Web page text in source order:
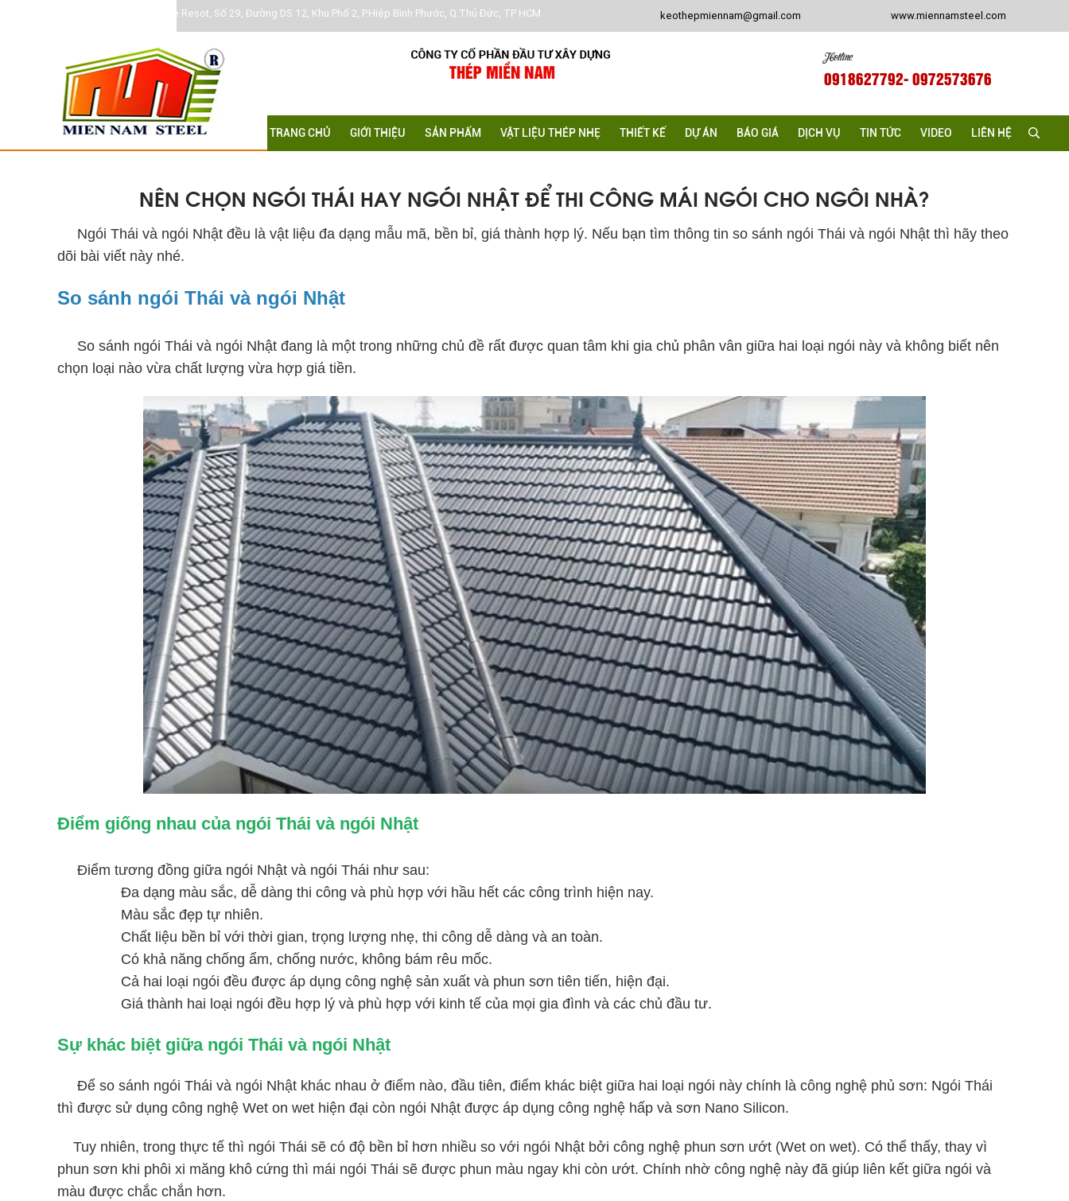
Khu DC Jamona Home Resot, Số 29, Đường DS 12, Khu Phố 2, P.Hiệp Bình Phước, Q.Thủ Đức, TP HCM keothepmiennam@gmail.com www.miennamsteel.com
Hotline
0918627792- 0972573676
TRANG CHỦ GIỚI THIỆU SẢN PHẨM VẬT LIỆU THÉP NHẸ THIẾT KẾ DỰ ÁN BÁO GIÁ DỊCH VỤ TIN TỨC VIDEO LIÊN HỆ
NÊN CHỌN NGÓI THÁI HAY NGÓI NHẬT ĐỂ THI CÔNG MÁI NGÓI CHO NGÔI NHÀ?
Ngói Thái và ngói Nhật đều là vật liệu đa dạng mẫu mã, bền bỉ, giá thành hợp lý. Nếu bạn tìm thông tin so sánh ngói Thái và ngói Nhật thì hãy theo
dõi bài viết này nhé.
So sánh ngói Thái và ngói Nhật
So sánh ngói Thái và ngói Nhật đang là một trong những chủ đề rất được quan tâm khi gia chủ phân vân giữa hai loại ngói này và không biết nên
chọn loại nào vừa chất lượng vừa hợp giá tiền.
Điểm giống nhau của ngói Thái và ngói Nhật
Điểm tương đồng giữa ngói Nhật và ngói Thái như sau:
Đa dạng màu sắc, dễ dàng thi công và phù hợp với hầu hết các công trình hiện nay.
Màu sắc đẹp tự nhiên.
Chất liệu bền bỉ với thời gian, trọng lượng nhẹ, thi công dễ dàng và an toàn.
Có khả năng chống ẩm, chống nước, không bám rêu mốc.
Cả hai loại ngói đều được áp dụng công nghệ sản xuất và phun sơn tiên tiến, hiện đại.
Giá thành hai loại ngói đều hợp lý và phù hợp với kinh tế của mọi gia đình và các chủ đầu tư.
Sự khác biệt giữa ngói Thái và ngói Nhật
Để so sánh ngói Thái và ngói Nhật khác nhau ở điểm nào, đầu tiên, điểm khác biệt giữa hai loại ngói này chính là công nghệ phủ sơn: Ngói Thái
thì được sử dụng công nghệ Wet on wet hiện đại còn ngói Nhật được áp dụng công nghệ hấp và sơn Nano Silicon.
Tuy nhiên, trong thực tế thì ngói Thái sẽ có độ bền bỉ hơn nhiều so với ngói Nhật bởi công nghệ phun sơn ướt (Wet on wet). Có thể thấy, thay vì
phun sơn khi phôi xi măng khô cứng thì mái ngói Thái sẽ được phun màu ngay khi còn ướt. Chính nhờ công nghệ này đã giúp liên kết giữa ngói và
màu được chắc chắn hơn.